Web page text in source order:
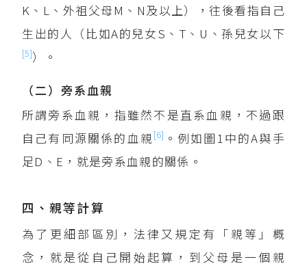
K、L、外祖父母M、N及以上），往後看指自己
生出的人（比如A的兒女S、T、U、孫兒女以下
[5]）。
（二）旁系血親
所謂旁系血親，指雖然不是直系血親，不過跟
自己有同源關係的血親 [6] 。例如圖1中的A與手
足D、E，就是旁系血親的關係。
四、親等計算
為了更細部區別，法律又規定有「親等」概
念，就是從自己開始起算，到父母是一個親